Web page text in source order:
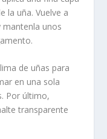
la uña. Vuelve a
unos
de uñas para
en una sola
Por último,
transparente